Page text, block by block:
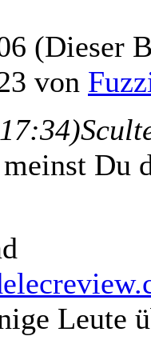
(Dieser
von
Du
Leute